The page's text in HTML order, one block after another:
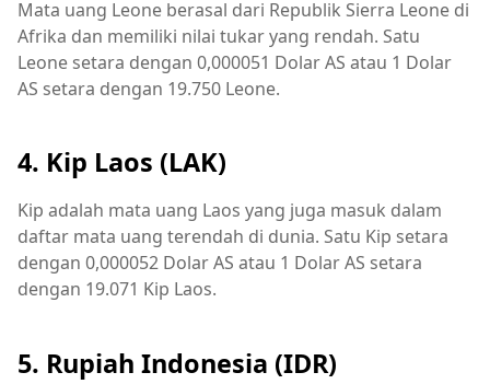
Mata uang Leone berasal dari Republik Sierra Leone di
Afrika dan memiliki nilai tukar yang rendah. Satu
Leone setara dengan 0,000051 Dolar AS atau 1 Dolar
AS setara dengan 19.750 Leone.
4. Kip Laos (LAK)
Kip adalah mata uang Laos yang juga masuk dalam
daftar mata uang terendah di dunia. Satu Kip setara
dengan 0,000052 Dolar AS atau 1 Dolar AS setara
dengan 19.071 Kip Laos.
5. Rupiah Indonesia (IDR)